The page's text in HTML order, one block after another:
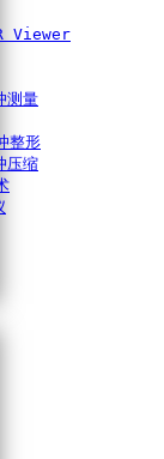
Viewer
测量
整形
缩